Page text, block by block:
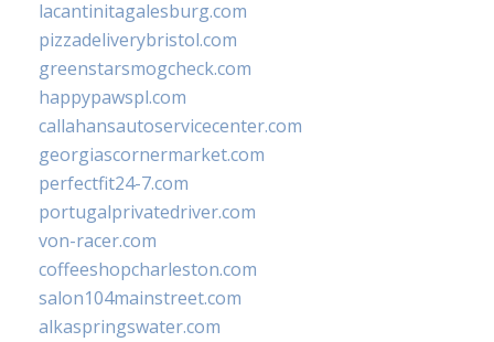
lacantinitagalesburg.com
pizzadeliverybristol.com
greenstarsmogcheck.com
happypawspl.com
callahansautoservicecenter.com
georgiascornermarket.com
perfectfit24-7.com
portugalprivatedriver.com
von-racer.com
coffeeshopcharleston.com
salon104mainstreet.com
alkaspringswater.com